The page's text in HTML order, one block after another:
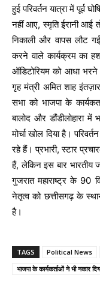
हुई परिवर्तन यात्रा में पूर्व
नहीं आए, स्मृति ईरानी आई
निकाली और वापस लौट
करने वाले कार्यक्रम का
ऑडिटोरियम को आधा
गृह मंत्री अमित शाह
सभा को भाजपा के
बालोद और डौंडीलोहारा में
मोर्चा खोल दिया है।
रहे हैं। प्रभारी, स्टार
हैं, लेकिन इस बार भारतीय
गुजरात महाराष्ट्र के 90
नेतृत्व को छत्तीसगढ़ के
है।
TAGS Political News
भाजपा के कार्यकर्ताओं ने भी नकार